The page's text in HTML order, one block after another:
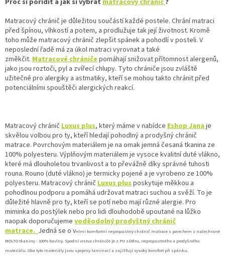
Proč si pořídit a jak si vybrat matracový chránič?
Matracový chránič je důležitou součástí každé postele. Chrání matraci
před špínou, vlhkostí a potem, a prodlužuje tak její životnost. Kromě
toho může matracový chránič zlepšit spánek a pohodlí v posteli. V
neposlední řadě má za úkol matraci vyrovnat a také
změkčit. Matracové chráničepomáhají snižovat přítomnost alergenů,
jako jsou roztoči, pyl a zvířecí chlupy. Tyto chrániče jsou zvláště
užitečné pro alergiky a astmatiky, kteří se mohou takto chránit před
potenciálními spouštěči alergických reakcí.
Matracový chránič Luxus plus, který máme v nabídce Eshop Janaje
skvělou volbou pro ty, kteří hledají pohodlný a prodyšný chránič
matrace. Povrchovým materiálem je na omak jemná česaná tkanina ze
100% polyesteru. Výplňovým materiálem je vysoce kvalitní duté vlákno,
které má dlouholetou trvanlivost a to převážně díky správné tuhosti
rouna. Rouno (duté vlákno) je termicky pojené a je vyrobeno ze 100%
polyesteru. Matracový chránič Luxus plusposkytuje měkkou a
pohodlnou podporu a pomáhá udržovat matraci suchou a svěží. To je
důležité hlavně pro ty, kteří se potí nebo mají různé alergie. Pro
miminka do postýlek nebo pro lidi dlouhodobě upoutané na lůžko
naopak doporučujeme voděodolný prodyštný chránič
matrace. Jedná se o velmi komfortní nepropustný chránič matrace s povrchem z načechrané
MOLTO tkaniny - 100% bavlny. Spodní vrstva chrániče je z PU zátěru, nepropustného a prodyšného
materiálu. Oba tyto materiály jsou spojeny laminací a zajišťují vysoký komfort při spánku.